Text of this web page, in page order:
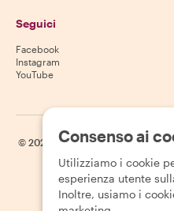
Seguici
Facebook
Instagram
YouTube
© 2026 Withlocals.com |
Consenso ai
Utilizziamo i cookie
esperienza utente
Inoltre, usiamo i